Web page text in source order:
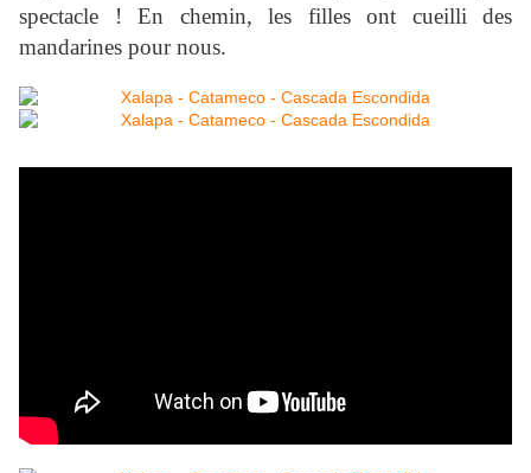
spectacle ! En chemin, les filles ont cueilli des
mandarines pour nous.